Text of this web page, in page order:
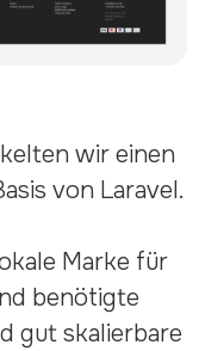
wir einen
von Laravel.
Marke für
benötigte
gut skalierbare